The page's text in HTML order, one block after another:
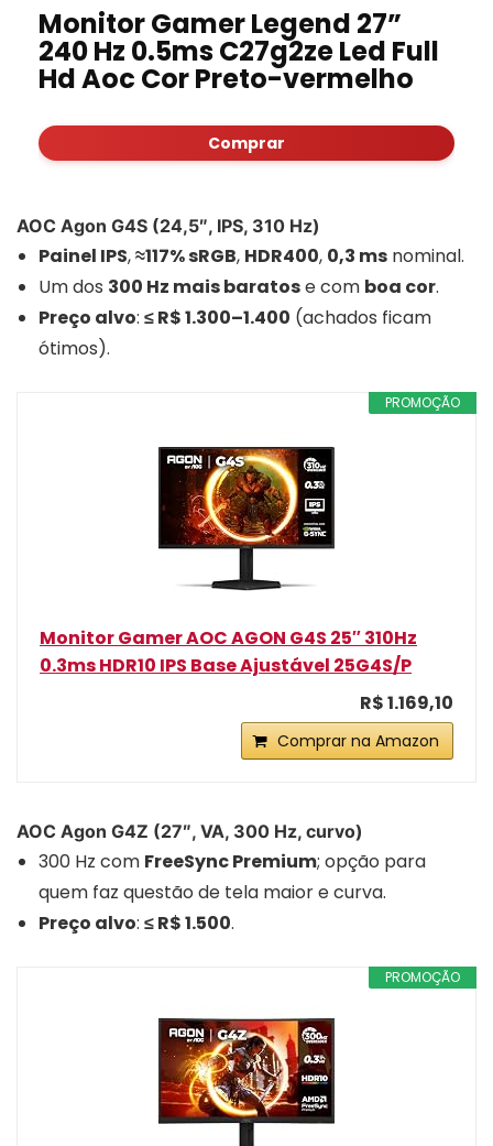
Monitor Gamer Legend 27”
240 Hz 0.5ms C27g2ze Led Full
Hd Aoc Cor Preto-vermelho
Comprar
AOC Agon G4S (24,5″, IPS, 310 Hz)
Painel IPS,≈117% sRGB, HDR400, 0,3 ms nominal.
Um dos 300 Hz mais baratose com boa cor.
Preço alvo: ≤ R$ 1.300–1.400 (achados ficam
ótimos).
PROMOÇÃO
Monitor Gamer AOC AGON G4S 25″ 310Hz
0.3ms HDR10 IPS Base Ajustável 25G4S/P
R$ 1.169,10
Comprar na Amazon
AOC Agon G4Z (27″, VA, 300 Hz, curvo)
300 Hz com FreeSync Premium; opção para
quem faz questão de tela maior e curva.
Preço alvo: ≤ R$ 1.500.
PROMOÇÃO